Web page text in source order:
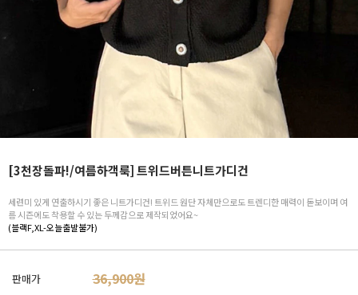
[3천장돌파!/여름하객룩] 트위드버튼니트가디건
세련미 있게 연출하시기 좋은 니트가디건! 트위드 원단 자체만으로도 트렌디한 매력이 돋보이며 여
름 시즌에도 착용할 수 있는 두께감으로 제작되었어요~
(블랙F,XL-오늘출발불가)
판매가 36,900원